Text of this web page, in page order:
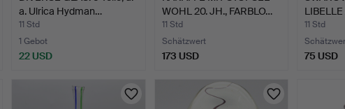
a. Ulrica Hydman…
11 Std
1 Gebot
22 USD
WOHL 20. JH., FARBLO…
11 Std
Schätzwert
173 USD
LIBELLE
"IM…
11 Std
75 USD